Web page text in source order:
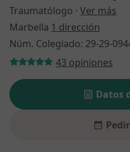
Traumatólogo · Ver más
Marbella 1 dirección
Núm. Colegiado: 29-29-
43 opiniones
Datos